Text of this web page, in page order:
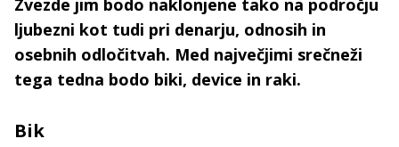
Zvezde jim bodo naklonjene tako na področju
ljubezni kot tudi pri denarju, odnosih in
osebnih odločitvah. Med največjimi srečneži
tega tedna bodo biki, device in raki.
Bik